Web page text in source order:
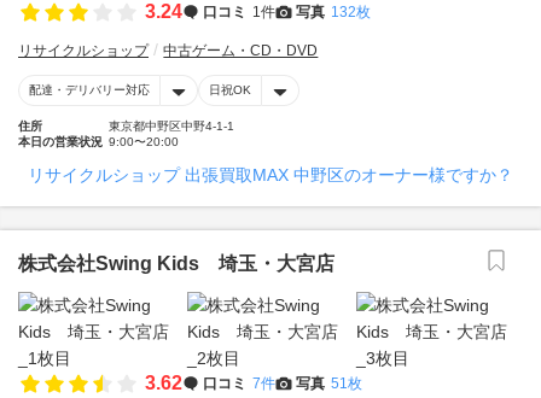
3.24 口コミ 1件 写真 132枚
リサイクルショップ 中古ゲーム・CD・DVD
配達・デリバリー対応 日祝OK
住所
東京都中野区中野4-1-1
本日の営業状況 9:00〜20:00
リサイクルショップ 出張買取MAX 中野区のオーナー様ですか？
株式会社Swing Kids 埼玉・大宮店
3.62 口コミ 7件 写真 51枚